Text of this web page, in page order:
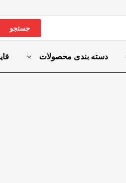
جستجو
دسته بندی محصولات